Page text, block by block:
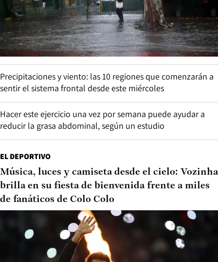
Precipitaciones y viento: las 10 regiones que comenzarán a
sentir el sistema frontal desde este miércoles
Hacer este ejercicio una vez por semana puede ayudar a
reducir la grasa abdominal, según un estudio
EL DEPORTIVO
Música, luces y camiseta desde el cielo: Vozinha
brilla en su fiesta de bienvenida frente a miles
de fanáticos de Colo Colo